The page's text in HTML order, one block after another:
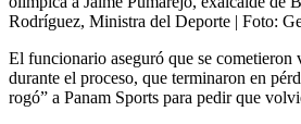
Rodríguez, Ministra del Deporte | Foto:
El funcionario aseguró que se cometieron
durante el proceso, que terminaron en
rogó” a Panam Sports para pedir que